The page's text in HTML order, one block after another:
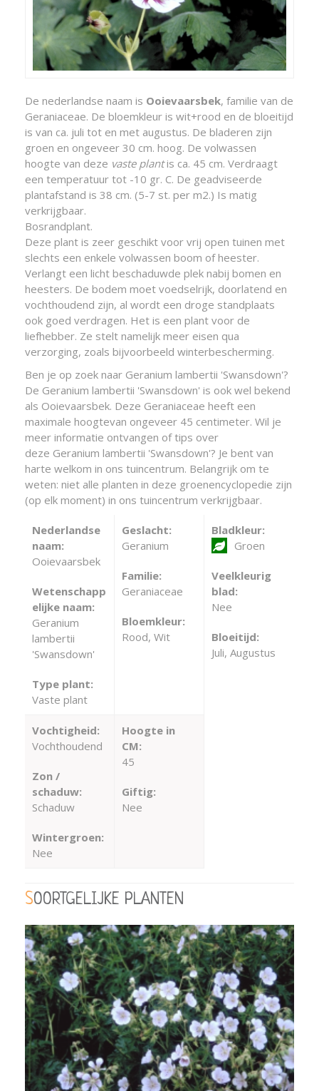
De nederlandse naam is Ooievaarsbek, familie van de
Geraniaceae. De bloemkleur is wit+rood en de bloeitijd
is van ca. juli tot en met augustus. De bladeren zijn
groen en ongeveer 30 cm. hoog. De volwassen
hoogte van deze vaste plantis ca. 45 cm. Verdraagt
een temperatuur tot -10 gr. C. De geadviseerde
plantafstand is 38 cm. (5-7 st. per m2.) Is matig
verkrijgbaar.
Bosrandplant.
Deze plant is zeer geschikt voor vrij open tuinen met
slechts een enkele volwassen boom of heester.
Verlangt een licht beschaduwde plek nabij bomen en
heesters. De bodem moet voedselrijk, doorlatend en
vochthoudend zijn, al wordt een droge standplaats
ook goed verdragen. Het is een plant voor de
liefhebber. Ze stelt namelijk meer eisen qua
verzorging, zoals bijvoorbeeld winterbescherming.
Ben je op zoek naar Geranium lambertii 'Swansdown'?
De Geranium lambertii 'Swansdown' is ook wel bekend
als Ooievaarsbek. Deze Geraniaceae heeft een
maximale hoogtevan ongeveer 45 centimeter. Wil je
meer informatie ontvangen of tips over
deze Geranium lambertii 'Swansdown'? Je bent van
harte welkom in ons tuincentrum. Belangrijk om te
weten: niet alle planten in deze groenencyclopedie zijn
(op elk moment) in ons tuincentrum verkrijgbaar.
Nederlandse
naam:
Ooievaarsbek
Wetenschapp
elijke naam:
Geranium
lambertii
'Swansdown'
Type plant:
Vaste plant
Geslacht:
Geranium
Familie:
Geraniaceae
Bloemkleur:
Rood, Wit
Bladkleur:
Groen
Veelkleurig
blad:
Nee
Bloeitijd:
Juli, Augustus
Vochtigheid:
Vochthoudend
Zon /
schaduw:
Schaduw
Wintergroen:
Nee
Hoogte in
CM:
45
Giftig:
Nee
SOORTGELIJKE PLANTEN